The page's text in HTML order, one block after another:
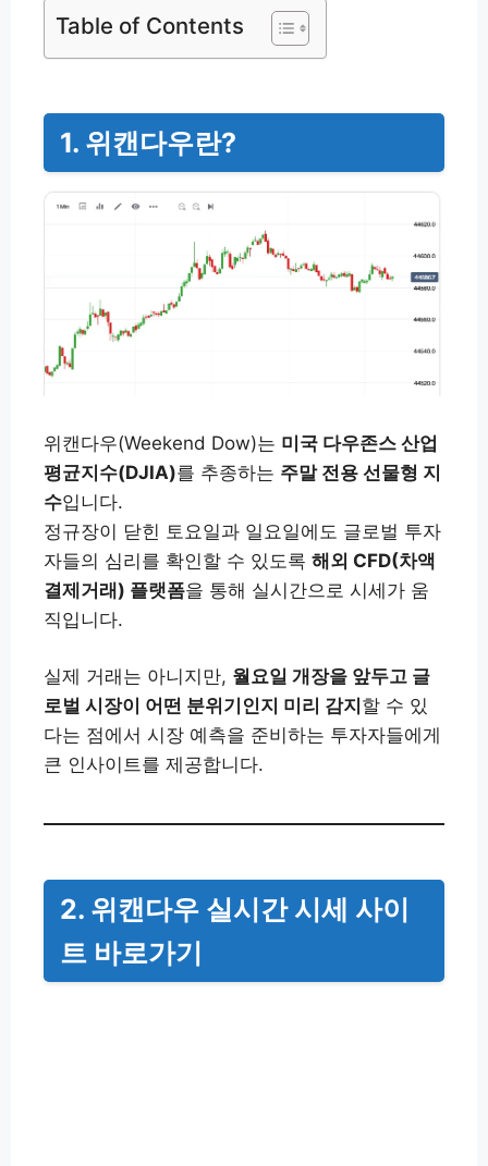
Table of Contents
1. 위캔다우란?
위캔다우(Weekend Dow)는 미국 다우존스 산업
평균지수(DJIA)를 추종하는 주말 전용 선물형 지
수입니다.
정규장이 닫힌 토요일과 일요일에도 글로벌 투자
자들의 심리를 확인할 수 있도록 해외 CFD(차액
결제거래) 플랫폼을 통해 실시간으로 시세가 움
직입니다.
실제 거래는 아니지만, 월요일 개장을 앞두고 글
로벌 시장이 어떤 분위기인지 미리 감지 할 수 있
다는 점에서 시장 예측을 준비하는 투자자들에게
큰 인사이트를 제공합니다.
2. 위캔다우 실시간 시세 사이
트 바로가기